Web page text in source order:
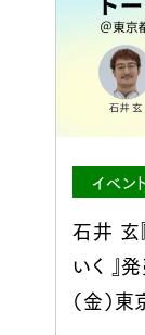
イベント
石井 玄
いく 』
（金）